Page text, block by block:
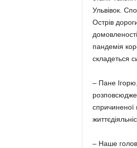
Ульвівок.
Острів
пандемія
складеться
– Пане
спричиненої
– Наше